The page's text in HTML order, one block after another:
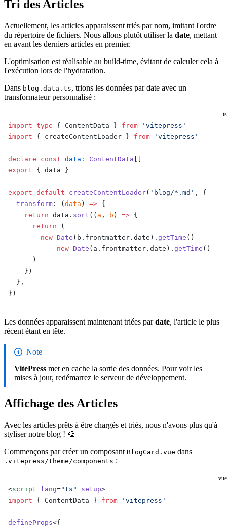
Tri des Articles
Actuellement, les articles apparaissent triés par nom, imitant l'ordre
du répertoire de fichiers. Nous allons plutôt utiliser la date, mettant
en avant les derniers articles en premier.
L'optimisation est réalisable au build-time, évitant de calculer cela à
l'exécution lors de l'hydratation.
Dans blog.data.ts, trions les données par date avec un
transformateur personnalisé :
ts
import type { ContentData } from 'vitepress'
import { createContentLoader } from 'vitepress'
declare const data : ContentData
export { data }
export default createContentLoader( 'blog/*.md' , {
  transform
: ( data ) => {
    return
data. sort (( a , b ) => {
      return
(
        new
Date (b.frontmatter.date). getTime ()
          -
new Date (a.frontmatter.date). getTime ()
      )
    })
  },
})
Les données apparaissent maintenant triées pardate, l'article le plus
récent étant en tête.
Note
VitePress met en cache la sortie des données. Pour voir les
mises à jour, redémarrez le serveur de développement.
Affichage des Articles
Avec les articles prêts à être chargés et triés, nous n'avons plus qu'à
styliser notre blog ! 🎨
Commençons par créer un composant BlogCard.vue dans
.vitepress/theme/components :
vue
<script lang="ts" setup>
import { ContentData } from 'vitepress'
defineProps<{